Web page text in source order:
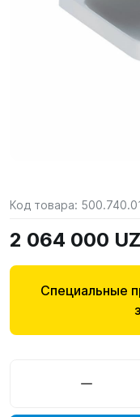
Код товара:
2 064 000
Специальные